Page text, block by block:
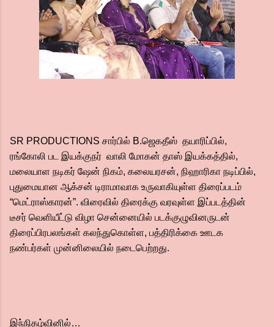
SR PRODUCTIONS சார்பில் B.ஜெகதீஸ் தயாரிப்பில்,
ரங்கோலி பட இயக்குநர் வாலி மோகன் தாஸ் இயக்கத்தில்,
மலையாள நடிகர் ஷேன் நிகம், கலையரசன், நிஹாரிகா நடிப்பில்,
புதுமையான ஆக்சன் டிராமாவாக உருவாகியுள்ள திரைப்படம்
“மெட்ராஸ்காரன்”. விரைவில் திரைக்கு வரவுள்ள இப்படத்தின்
டீசர் வெளியீட்டு விழா சென்னையில் படக்குழுவினருடன்
திரைப்பிரபலங்கள் கலந்துகொள்ள, பத்திரிக்கை ஊடக
நண்பர்கள் முன்னிலையில் நடைபெற்றது.
இந்நிகழ்வினில்…